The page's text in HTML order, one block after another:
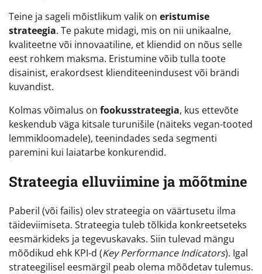
Teine ja sageli mõistlikum valik on eristumise
strateegia. Te pakute midagi, mis on nii unikaalne,
kvaliteetne või innovaatiline, et kliendid on nõus selle
eest rohkem maksma. Eristumine võib tulla toote
disainist, erakordsest klienditeenindusest või brändi
kuvandist.
Kolmas võimalus on fookusstrateegia, kus ettevõte
keskendub väga kitsale turunišile (näiteks vegan-tooted
lemmikloomadele), teenindades seda segmenti
paremini kui laiatarbe konkurendid.
Strateegia elluviimine ja mõõtmine
Paberil (või failis) olev strateegia on väärtusetu ilma
täideviimiseta. Strateegia tuleb tõlkida konkreetseteks
eesmärkideks ja tegevuskavaks. Siin tulevad mängu
mõõdikud ehk KPI-d (Key Performance Indicators). Igal
strateegilisel eesmärgil peab olema mõõdetav tulemus.